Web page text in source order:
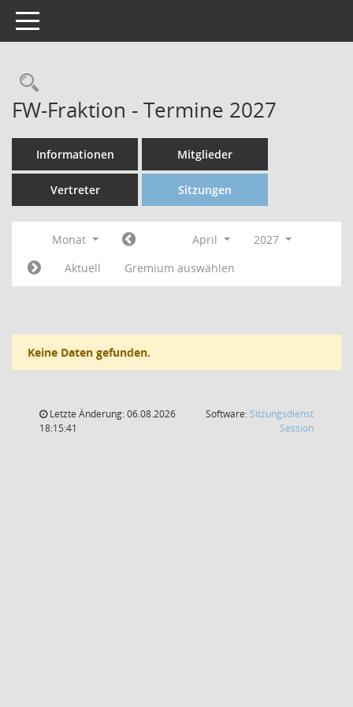
Toggle navigation
FW-Fraktion - Termine 2027
Informationen Mitglieder
Vertreter Sitzungen
Monat April
2027
Aktuell
Gremium auswählen
Keine Daten gefunden.
Letzte Änderung: 06.08.2026
18:15:41
Software: Sitzungsdienst
Session(Wird in